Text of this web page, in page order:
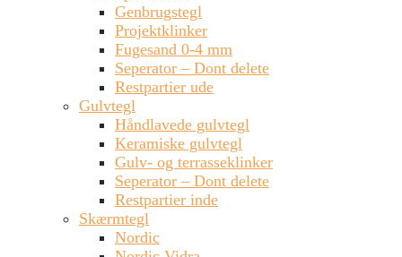
Genbrugstegl
Projektklinker
Fugesand 0-4 mm
Seperator – Dont delete
Restpartier ude
Gulvtegl
Håndlavede gulvtegl
Keramiske gulvtegl
Gulv- og terrasseklinker
Seperator – Dont delete
Restpartier inde
Skærmtegl
Nordic